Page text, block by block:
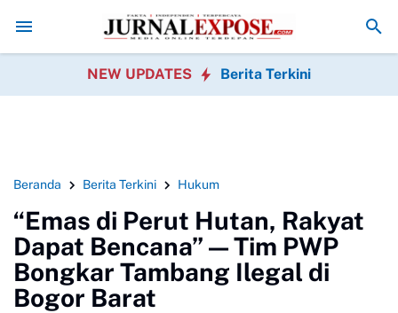
Positif, Warga Sukabumi Dapat Makan Bergizi Gratis Bulog
NEW UPDATES Berita Terkini
Beranda Berita Terkini Hukum
“Emas di Perut Hutan, Rakyat
Dapat Bencana” — Tim PWP
Bongkar Tambang Ilegal di
Bogor Barat